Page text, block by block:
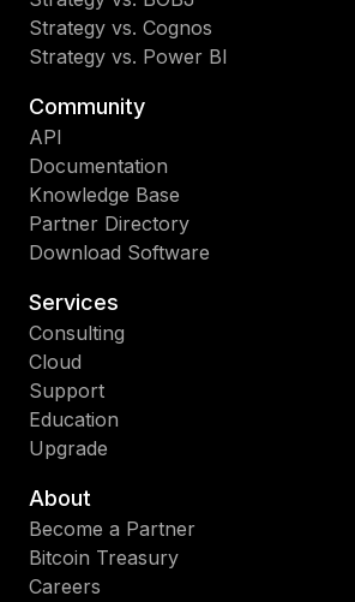
Strategy vs. Cognos
Strategy vs. Power BI
Community
API
Documentation
Knowledge Base
Partner Directory
Download Software
Services
Consulting
Cloud
Support
Education
Upgrade
About
Become a Partner
Bitcoin Treasury
Careers